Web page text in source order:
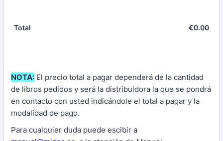
Total €0.00
NOTA: El precio total a pagar dependerá de la cantidad
de libros pedidos y será la distribuidora la que se pondrá
en contacto con usted indicándole el total a pagar y la
modalidad de pago.
Para cualquier duda puede escibir a